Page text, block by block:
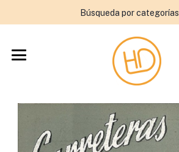
Búsqueda por categorías